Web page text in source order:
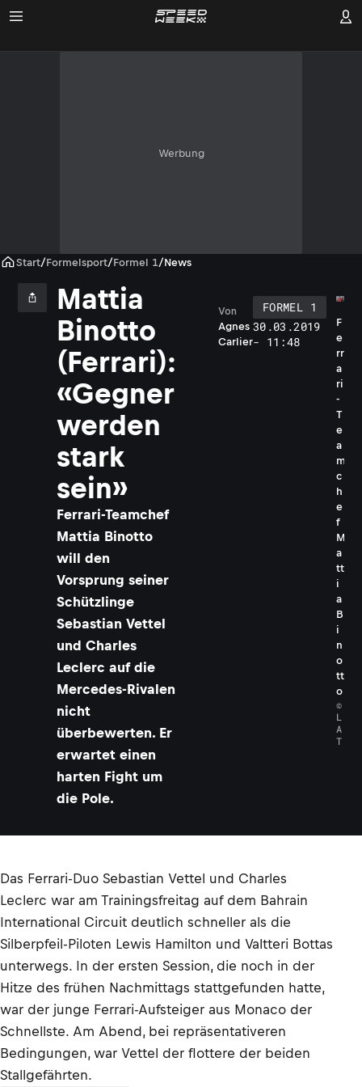
Werbung
Start/Formelsport/Formel 1/News
Mattia
Binotto
(Ferrari):
«Gegner
werden
stark
sein»
Ferrari-Teamchef
Mattia Binotto
will den
Vorsprung seiner
Schützlinge
Sebastian Vettel
und Charles
Leclerc auf die
Mercedes-Rivalen
nicht
überbewerten. Er
erwartet einen
harten Fight um
die Pole.
Agnes
Carlier
Von
FORMEL 1
30.03.2019
- 11:48
F
e
rr
a
ri
-
T
e
a
m
c
h
e
f
M
a
tt
i
a
B
i
n
o
tt
o
©
L
A
T
Das Ferrari-Duo Sebastian Vettel und Charles
Leclerc war am Trainingsfreitag auf dem Bahrain
International Circuit deutlich schneller als die
Silberpfeil-Piloten Lewis Hamilton und Valtteri Bottas
unterwegs. In der ersten Session, die noch in der
Hitze des frühen Nachmittags stattgefunden hatte,
war der junge Ferrari-Aufsteiger aus Monaco der
Schnellste. Am Abend, bei repräsentativeren
Bedingungen, war Vettel der flottere der beiden
Stallgefährten.